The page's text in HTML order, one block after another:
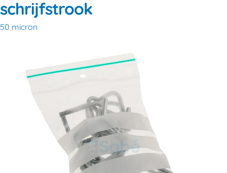
schrijfstrook
50 micron